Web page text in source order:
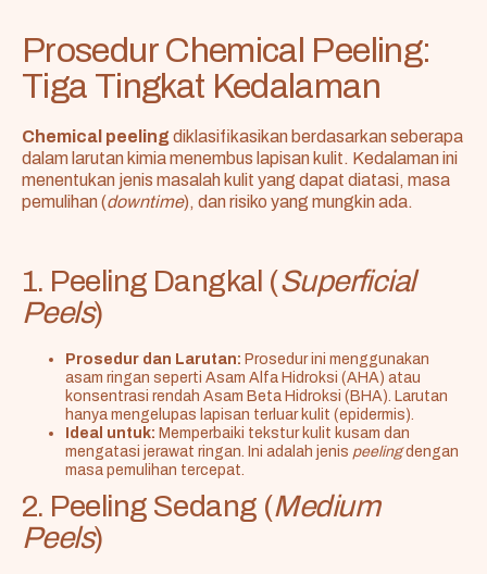
Prosedur Chemical Peeling:
Tiga Tingkat Kedalaman
Chemical peeling diklasifikasikan berdasarkan seberapa
dalam larutan kimia menembus lapisan kulit. Kedalaman ini
menentukan jenis masalah kulit yang dapat diatasi, masa
pemulihan (downtime), dan risiko yang mungkin ada.
1. Peeling Dangkal (Superficial
Peels)
Prosedur dan Larutan: Prosedur ini menggunakan
asam ringan seperti Asam Alfa Hidroksi (AHA) atau
konsentrasi rendah Asam Beta Hidroksi (BHA). Larutan
hanya mengelupas lapisan terluar kulit (epidermis).
Ideal untuk: Memperbaiki tekstur kulit kusam dan
mengatasi jerawat ringan. Ini adalah jenis peelingdengan
masa pemulihan tercepat.
2. Peeling Sedang (Medium
Peels)